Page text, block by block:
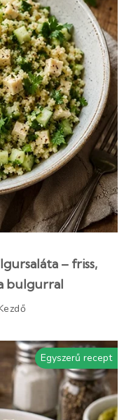
– friss,
bulgurral
Egyszerű recept